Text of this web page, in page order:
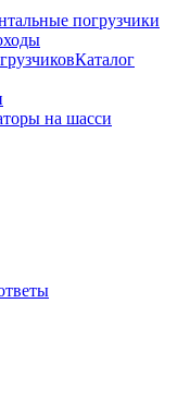
погрузчики
Каталог
на шасси